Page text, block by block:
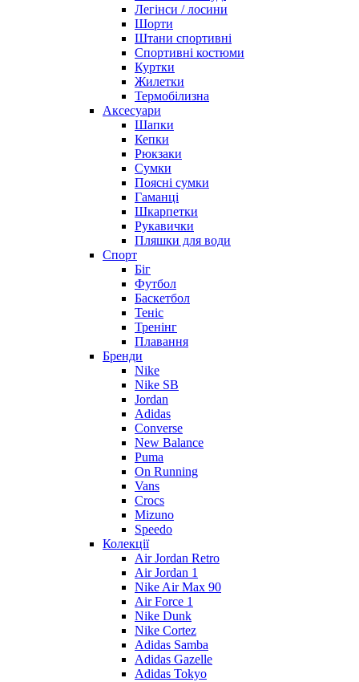
Легінси / лосини
Шорти
Штани спортивні
Спортивні костюми
Куртки
Жилетки
Термобілизна
Аксесуари
Шапки
Кепки
Рюкзаки
Сумки
Поясні сумки
Гаманці
Шкарпетки
Рукавички
Пляшки для води
Спорт
Біг
Футбол
Баскетбол
Теніс
Тренінг
Плавання
Бренди
Nike
Nike SB
Jordan
Adidas
Converse
New Balance
Puma
On Running
Vans
Crocs
Mizuno
Speedo
Колекції
Air Jordan Retro
Air Jordan 1
Nike Air Max 90
Air Force 1
Nike Dunk
Nike Cortez
Adidas Samba
Adidas Gazelle
Adidas Tokyo